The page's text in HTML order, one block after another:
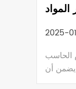
المواد
2025-
الحاسب
يضمن أن